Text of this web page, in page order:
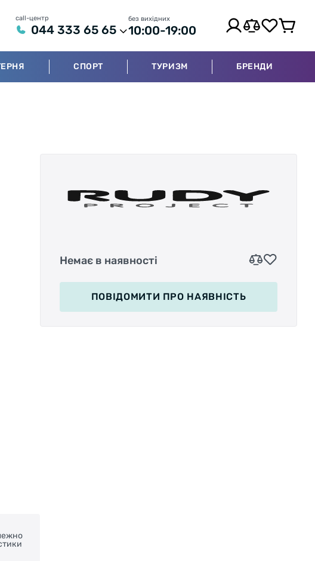
call-центр
044 333 65 65
без вихідних
10:00-19:00
СПОРТ ТУРИЗМ БРЕНДИ
Немає в наявності
ПОВІДОМИТИ ПРО НАЯВНІСТЬ